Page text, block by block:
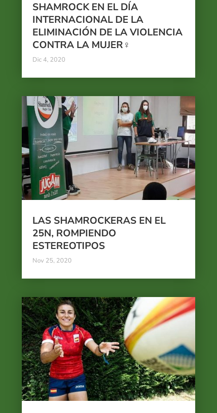
SHAMROCK EN EL DÍA
INTERNACIONAL DE LA
ELIMINACIÓN DE LA VIOLENCIA
CONTRA LA MUJER♀️
Dic 4, 2020
LAS SHAMROCKERAS EN EL
25N, ROMPIENDO
ESTEREOTIPOS
Nov 25, 2020